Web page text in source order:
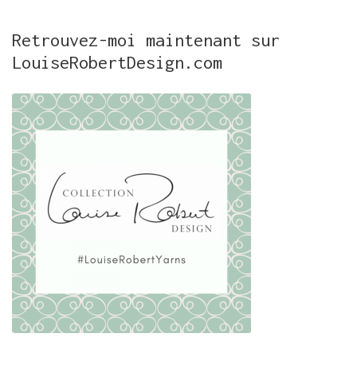
Retrouvez-moi maintenant sur
LouiseRobertDesign.com